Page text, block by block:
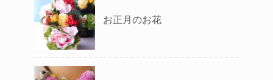
お正月のお花